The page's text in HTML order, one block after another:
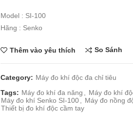
Model : SI-100
Hãng : Senko
Thêm vào yêu thích So Sánh
Category: Máy đo khí độc đa chỉ tiêu
Tags: Máy đo khí đa năng , Máy đo khí
Máy đo khí Senko SI-100 , Máy đo nồng
Thiết bị đo khí độc cầm tay